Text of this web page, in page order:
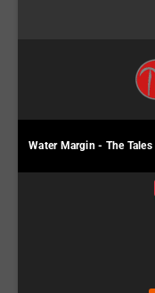
Water Margin - The